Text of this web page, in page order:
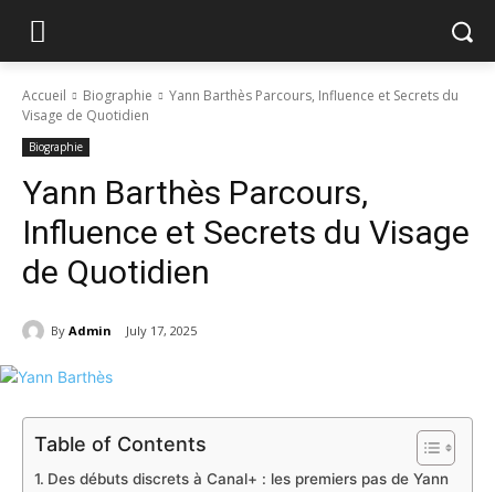
Accueil Biographie
Yann Barthès Parcours, Influence et Secrets du
Visage de Quotidien
Biographie
Yann Barthès Parcours,
Influence et Secrets du Visage
de Quotidien
By Admin July 17, 2025
Table of Contents
Des débuts discrets à Canal+ : les premiers pas de Yann